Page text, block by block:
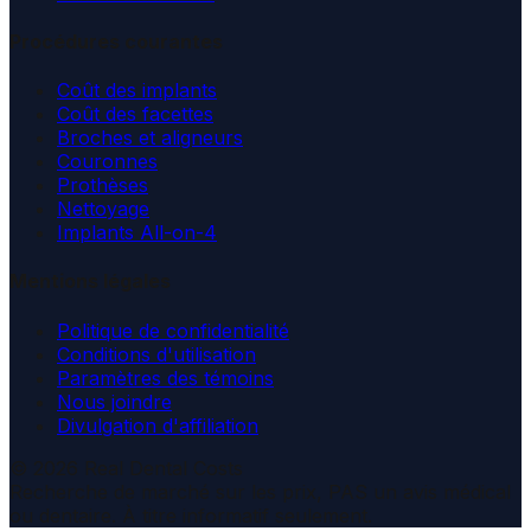
Coût des implants
Coût des facettes
Broches et aligneurs
Couronnes
Prothèses
Nettoyage
Implants All-on-4
Politique de confidentialité
Conditions d'utilisation
Paramètres des témoins
Nous joindre
Divulgation d'affiliation